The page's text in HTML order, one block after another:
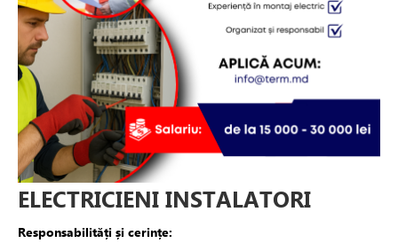
ELECTRICIENI INSTALATORI
Responsabilități și cerințe: